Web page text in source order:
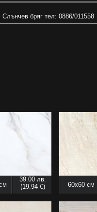
Слънчев бряг тел: 0886/011558
39.00 лв.
(19.94 €)
60x60 см